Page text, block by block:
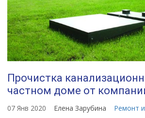
Прочистка
частном доме от
07 Янв 2020 Елена Зарубина Ремонт